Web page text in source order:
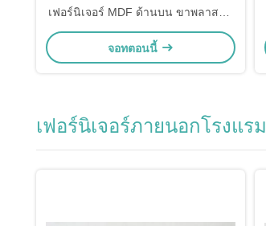
เฟอร์นิเจอร์ MDF ด้านบน ขาพลาสติก
โปร่งใส
จอทตอนนี้
เฟอร์นิเจอร์ภายนอกโรงแรม